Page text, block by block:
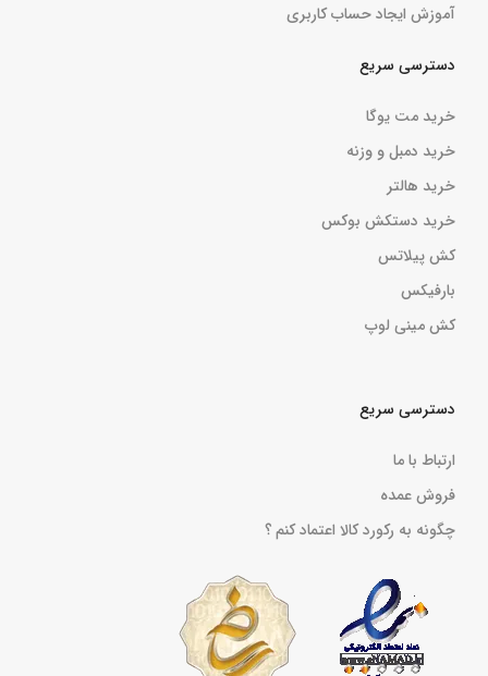
دسترسی سریع
ارتباط با ما
فروش عمده
چگونه به رکورد کالا اعتماد کنم ؟
آموزش ایجاد حساب کاربری
دسترسی سریع
خرید مت یوگا
خرید دمبل و وزنه
خرید هالتر
خرید دستکش بوکس
کش پیلاتس
بارفیکس
کش مینی لوپ